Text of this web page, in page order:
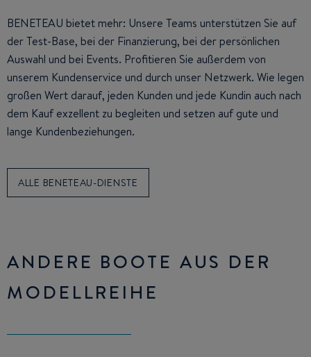
BENETEAU bietet mehr: Unsere Teams unterstützen Sie auf
der Test-Base, bei der Finanzierung, bei der persönlichen
Auswahl und bei Events. Profitieren Sie außerdem von
unserem Kundenservice und durch unser Netzwerk. Wie legen
großen Wert darauf, jeden Kunden und jede Kundin auch nach
dem Kauf exzellent zu begleiten und setzen auf gute und
lange Kundenbeziehungen.
ALLE BENETEAU-DIENSTE
ANDERE BOOTE AUS DER
MODELLREIHE